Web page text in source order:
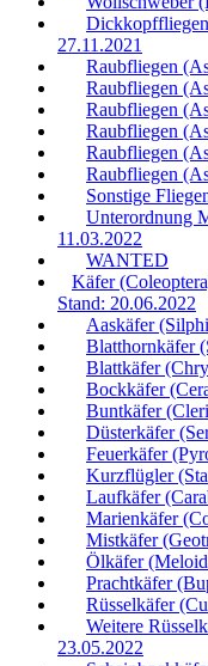
27.11.2021
Raubfliegen
Raubfliegen
Raubfliegen
Raubfliegen
Raubfliegen
Raubfliegen
Sonstige
Unterordnung
11.03.2022
WANTED
Käfer
Stand: 20.06.2022
Aaskäfer
Blatthornkäfer
Blattkäfer
Bockkäfer
Buntkäfer
Düsterkäfer
Feuerkäfer
Kurzflügler
Laufkäfer
Marienkäfer
Mistkäfer
Ölkäfer
Prachtkäfer
Rüsselkäfer
Weitere
23.05.2022